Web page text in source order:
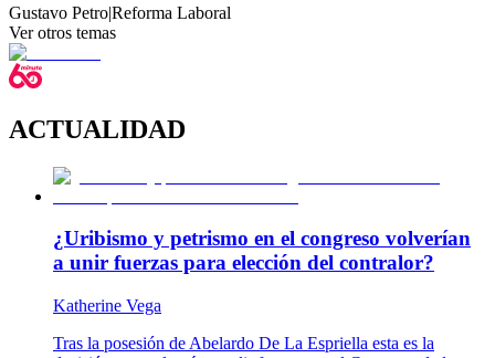
Gustavo Petro|Reforma Laboral
Ver otros temas
ACTUALIDAD
¿Uribismo y petrismo en el congreso volverían
a unir fuerzas para elección del contralor?
Katherine Vega
Tras la posesión de Abelardo De La Espriella esta es la